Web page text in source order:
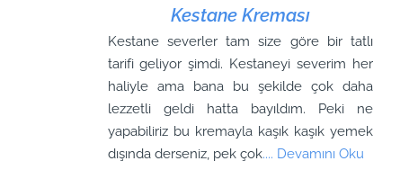
Kestane Kreması
Kestane severler tam size göre bir tatlı
tarifi geliyor şimdi. Kestaneyi severim her
haliyle ama bana bu şekilde çok daha
lezzetli geldi hatta bayıldım. Peki ne
yapabiliriz bu kremayla kaşık kaşık yemek
dışında derseniz, pek çok.... Devamını Oku